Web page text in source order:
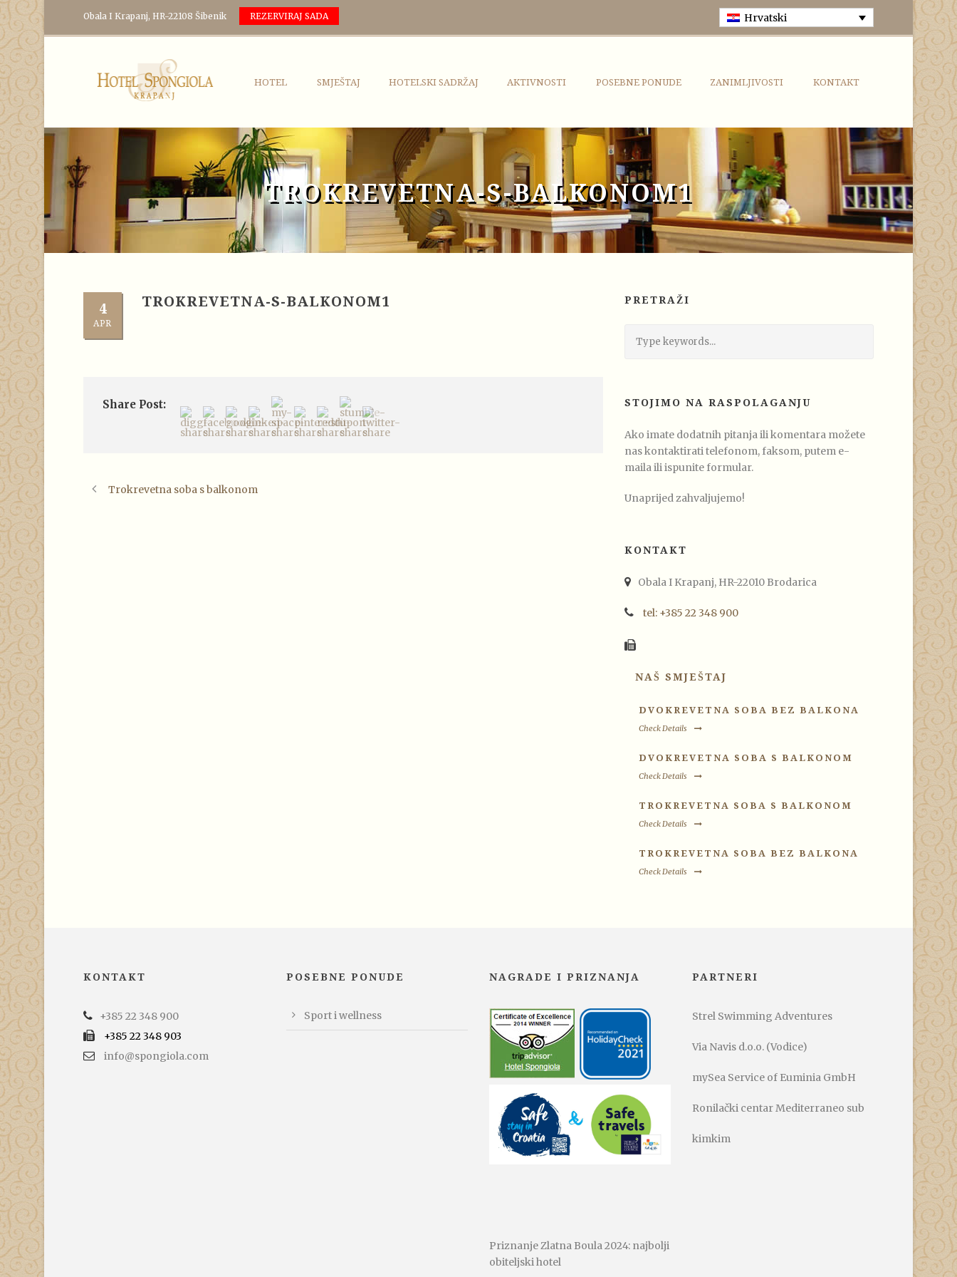
Obala I Krapanj, HR-22108 Šibenik REZERVIRAJ SADA Hrvatski
HOTEL SMJEŠTAJ HOTELSKI SADRŽAJ AKTIVNOSTI POSEBNE PONUDE ZANIMLJIVOSTI KONTAKT
TROKREVETNA-S-BALKONOM1
4
APR
TROKREVETNA-S-BALKONOM1
Share Post:
Trokrevetna soba s balkonom
PRETRAŽI
STOJIMO NA RASPOLAGANJU
Ako imate dodatnih pitanja ili komentara možete
nas kontaktirati telefonom, faksom, putem e-
maila ili ispunite formular.
Unaprijed zahvaljujemo!
KONTAKT
Obala I Krapanj, HR-22010 Brodarica
tel: +385 22 348 900
NAŠ SMJEŠTAJ
DVOKREVETNA SOBA BEZ BALKONA
Check Details
DVOKREVETNA SOBA S BALKONOM
Check Details
TROKREVETNA SOBA S BALKONOM
Check Details
TROKREVETNA SOBA BEZ BALKONA
Check Details
KONTAKT
+385 22 348 900
+385 22 348 903
info@spongiola.com
POSEBNE PONUDE
Sport i wellness
NAGRADE I PRIZNANJA
Priznanje Zlatna Boula 2024: najbolji
obiteljski hotel
PARTNERI
Strel Swimming Adventures
Via Navis d.o.o. (Vodice)
mySea Service of Euminia GmbH
Ronilački centar Mediterraneo sub
kimkim